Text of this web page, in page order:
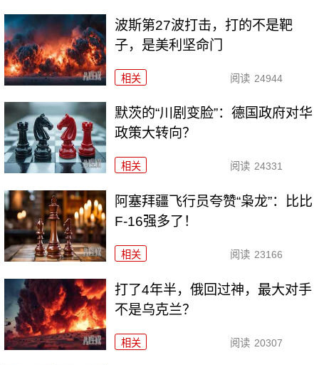
波斯第27波打击，打的不是靶
子，是美利坚命门
相关 阅读 24944
默茨的“川剧变脸”：德国政府对华
政策大转向？
相关 阅读 24331
阿塞拜疆飞行员夸赞“枭龙”：比比
F-16强多了！
相关 阅读 23166
打了4年半，俄回过神，最大对手
不是乌克兰？
相关 阅读 20307